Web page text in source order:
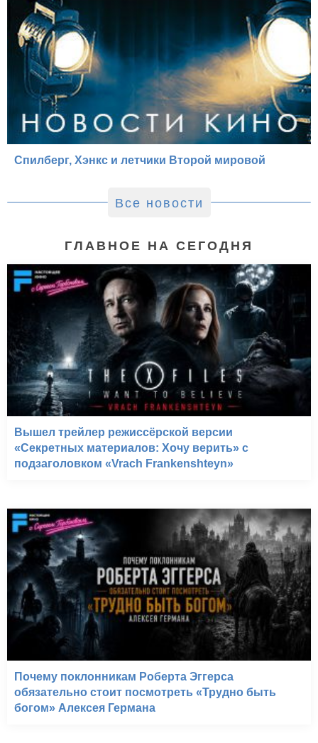
Спилберг, Хэнкс и летчики Второй мировой
Все новости
ГЛАВНОЕ НА СЕГОДНЯ
Вышел трейлер режиссёрской версии
«Секретных материалов: Хочу верить» с
подзаголовком «Vrach Frankenshteyn»
Почему поклонникам Роберта Эггерса
обязательно стоит посмотреть «Трудно быть
богом» Алексея Германа